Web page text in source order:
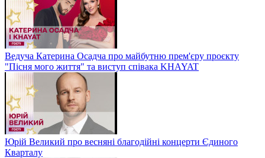
Ведуча Катерина Осадча про майбутню прем'єру проєкту
"Пісня мого життя" та виступ співака KHAYAT
Юрій Великий про весняні благодійні концерти Єдиного
Кварталу